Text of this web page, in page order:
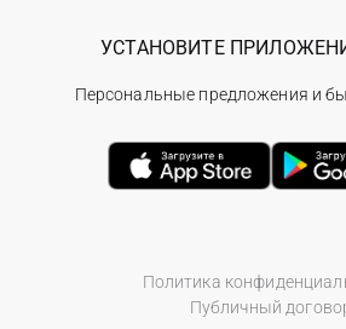
Политика
Публичный
УСТАНОВИТЕ
Персональные предложения и